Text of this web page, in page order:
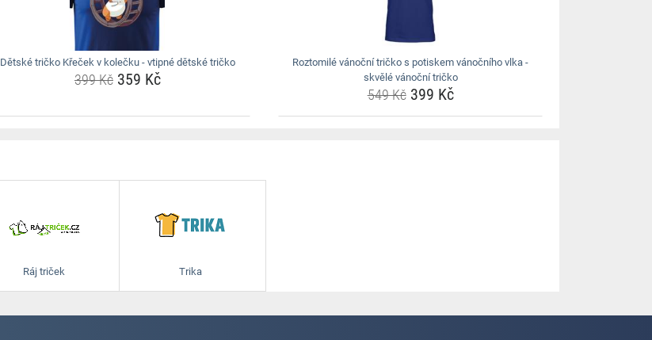
Dětské tričko Křeček v kolečku - vtipné dětské tričko
399 Kč359 Kč
Roztomilé vánoční tričko s potiskem vánočního vlka -
skvělé vánoční tričko
549 Kč399 Kč
Ráj triček Trika